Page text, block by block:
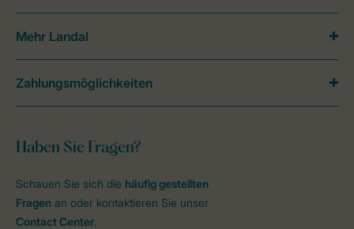
Haben Sie Fragen?
Schauen Sie sich die häufig gestellten
Fragen an oder kontaktieren Sie unser
Contact Center.
Mehr Landal
Zahlungsmöglichkeiten